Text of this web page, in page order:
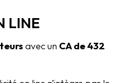
LINE
avec un CA de 432